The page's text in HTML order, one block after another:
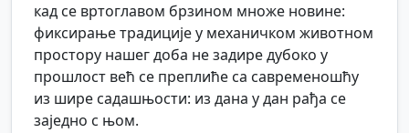
кад се вртоглавом брзином множе новине:
фиксирање традиције у механичком животном
простору нашег доба не задире дубоко у
прошлост већ се преплиће са савременошћу
из шире садашњости: из дана у дан рађа се
заједно с њом.